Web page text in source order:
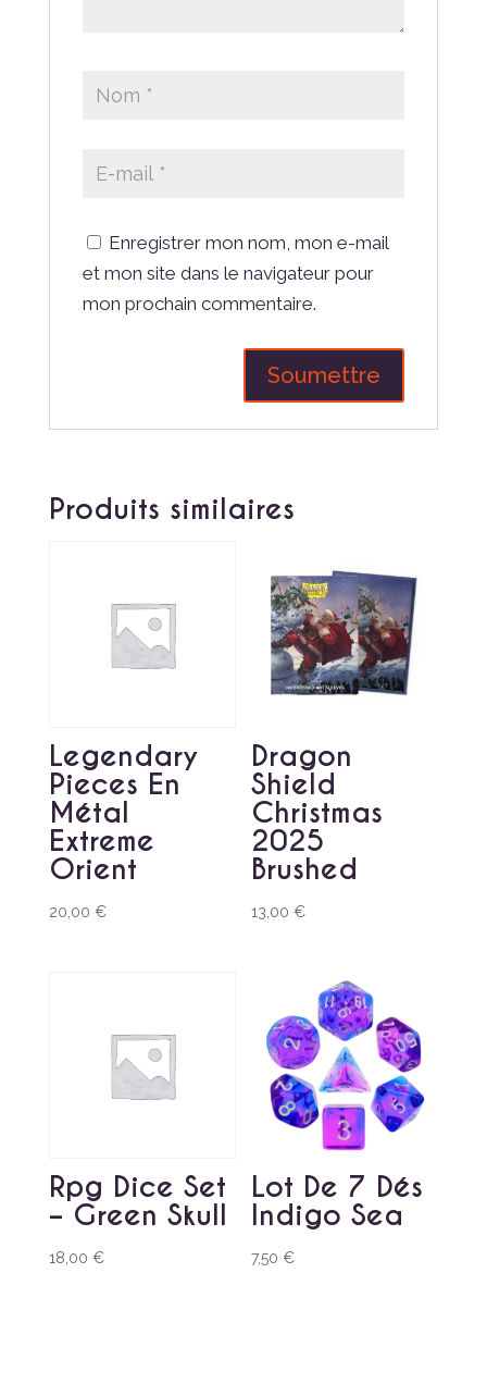
Enregistrer mon nom, mon e-mail
et mon site dans le navigateur pour
mon prochain commentaire.
Produits similaires
Legendary
Pieces En
Métal
Extreme
Orient
20,00 €
Dragon
Shield
Christmas
2025
Brushed
13,00€
Rpg Dice Set
– Green Skull
18,00 €
Lot De 7 Dés
Indigo Sea
7,50€